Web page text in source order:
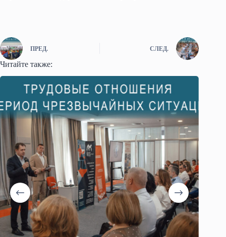
ПРЕД. СЛЕД.
Читайте также: